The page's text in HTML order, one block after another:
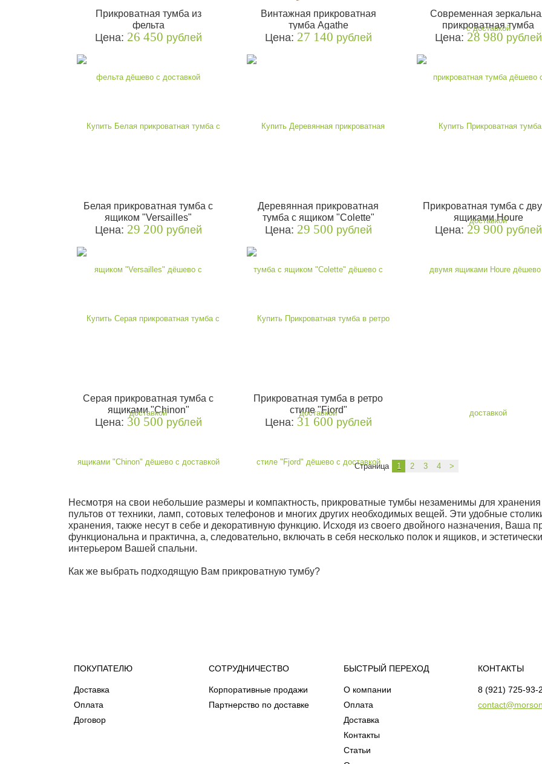
Прикроватная тумба из
фельта
Цена: 26 450 рублей
Винтажная прикроватная
тумба Agathe
Цена: 27 140 рублей
Современная
прикроватная тумба
Цена: 28 980 рублей
Белая прикроватная тумба с
ящиком "Versailles"
Цена: 29 200 рублей
Деревянная прикроватная
тумба с ящиком "Colette"
Цена: 29 500 рублей
Прикроватная тумба с
ящиками Houre
Цена: 29 900 рублей
Серая прикроватная тумба с
ящиками "Chinon"
Цена: 30 500 рублей
Прикроватная тумба в ретро
стиле "Fjord"
Цена: 31 600 рублей
Страница 1 2 3 4 >
Несмотря на свои небольшие размеры и компактность, прикроватные тумбы незаменимы для хранения
пультов от техники, ламп, сотовых телефонов и многих других необходимых вещей. Эти удобные
хранения, также несут в себе и декоративную функцию. Исходя из своего двойного назначения, Ваша
функциональна и практична, а, следовательно, включать в себя несколько полок и ящиков, и
интерьером Вашей спальни.
Как же выбрать подходящую Вам прикроватную тумбу?
ПОКУПАТЕЛЮ
Доставка
Оплата
Договор
СОТРУДНИЧЕСТВО
Корпоративные продажи
Партнерство по доставке
БЫСТРЫЙ ПЕРЕХОД
О компании
Оплата
Доставка
Контакты
Статьи
КОНТАКТЫ
8 (921) 725-93-